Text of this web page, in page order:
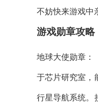
不妨快来游戏中
游戏勋章攻略
地球大使勋章：
于芯片研究室，
行星导航系统。